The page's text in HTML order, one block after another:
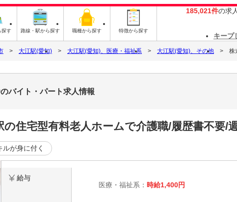
探す 路線・駅から探す 職種から探す 特徴から探す
185,021件の求
キープ
大江駅(愛知) 大江駅(愛知)、医療・福祉系 大江駅(愛知)、その他 株
バイト・パート求人情報
の住宅型有料老人ホームで介護職/履歴書不要/
ルが身に付く
給与
医療・福祉系： 時給1,400円